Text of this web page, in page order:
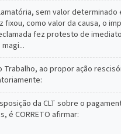
sem valor determinado
fixou, como valor da causa, o
fez protesto de
Trabalho, ao propor ação
da CLT sobre o
é CORRETO afirmar: